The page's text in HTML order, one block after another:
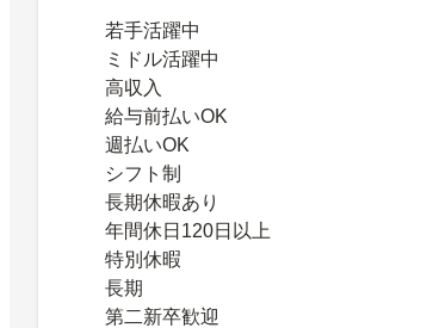
若手活躍中
ミドル活躍中
高収入
給与前払いOK
週払いOK
シフト制
長期休暇あり
年間休日120日以上
特別休暇
長期
第二新卒歓迎